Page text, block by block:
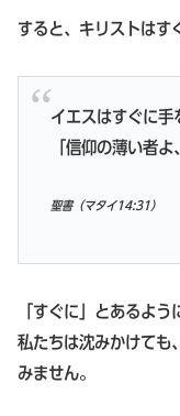
すると、キリストはす
イエスはすぐに手
「信仰の薄い者よ
聖書（マタイ14:31）
「すぐに」とあるよう
私たちは沈みかけても
みません。